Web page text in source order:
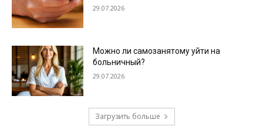
29.07.2026
Можно ли самозанятому уйти на
больничный?
29.07.2026
Загрузить больше